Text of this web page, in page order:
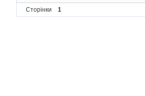
Сторінки 1